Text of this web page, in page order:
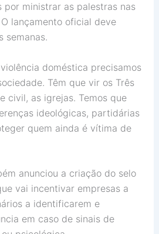
por ministrar as palestras nas
lançamento oficial deve
semanas.
doméstica precisamos
Têm que vir os Três
civil, as igrejas. Temos que
ideológicas, partidárias
quem ainda é vítima de
anunciou a criação do selo
vai incentivar empresas a
a identificarem e
em caso de sinais de